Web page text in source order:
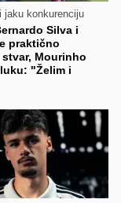
jaku konkurenciju
Silva i
praktično
stvar, Mourinho
"Želim i